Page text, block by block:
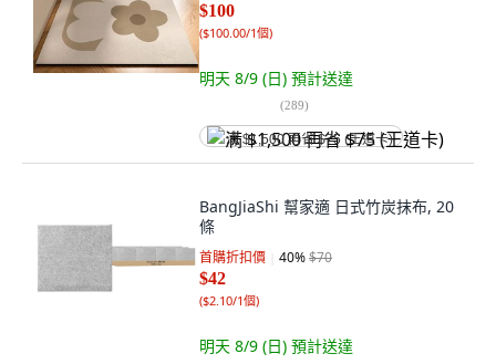
$100
($100.00/1個)
明天 8/9 (日) 預計送達
(289)
满 $1,500 再省 $75 (王道卡)
BangJiaShi 幫家適 日式竹炭抹布, 20
條
首購折扣價 40%$70
$42
($2.10/1個)
明天 8/9 (日) 預計送達